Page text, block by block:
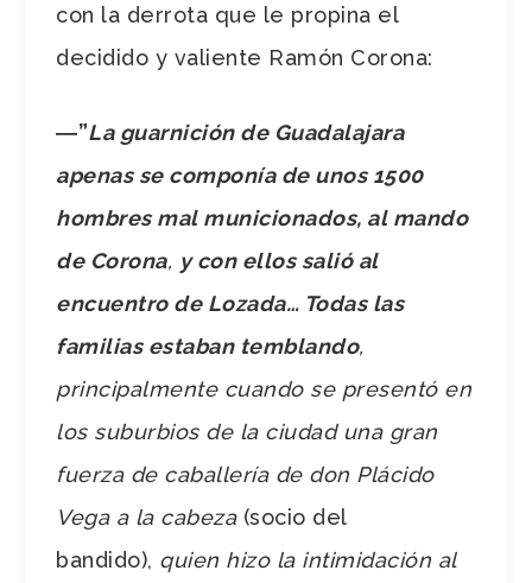
con la derrota que le propina el
decidido y valiente Ramón Corona:
―”La guarnición de Guadalajara
apenas se componía de unos 1500
hombres mal municionados, al mando
de Corona, y con ellos salió al
encuentro de Lozada… Todas las
familias estaban temblando,
principalmente cuando se presentó en
los suburbios de la ciudad una gran
fuerza de caballería de don Plácido
Vega a la cabeza(socio del
bandido), quien hizo la intimidación al